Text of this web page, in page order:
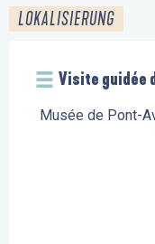
LOKALISIERUNG
Visite guidée
Musée de Pont-